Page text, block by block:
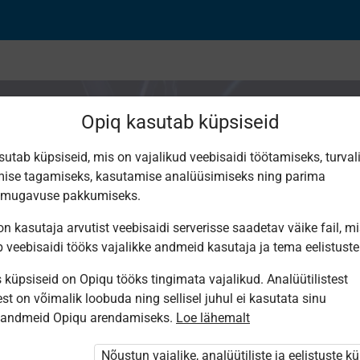
talitlus.
Opiq kasutab küpsiseid
küpsiseid, mis on vajalikud veebisaidi töötamiseks,
tagamiseks, kasutamise analüüsimiseks ning parima
pakkumiseks.
kasutaja arvutist veebisaidi serverisse saadetav väike fail,
veebisaidi tööks vajalikke andmeid kasutaja ja tema
küpsiseid on Opiqu tööks tingimata vajalikud. Analüütilistest
on võimalik loobuda ning sellisel juhul ei kasutata sinu
Opiqu arendamiseks. Loe lähemalt
Nõustun vajalike, analüütiliste ja eelistuste